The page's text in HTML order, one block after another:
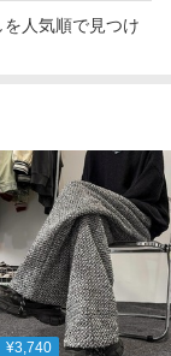
人気順で見つけ
¥3,740